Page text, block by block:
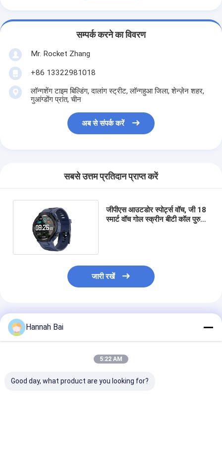
सम्पर्क करने का विवरण
Mr. Rocket Zhang
+86 13322981018
लॉन्गशेंग टाइम बिल्डिंग, दालांग स्ट्रीट, लॉन्गहुआ जिला, शेन्ज़ेन शहर,
गुआंग्डोंग प्रांत, चीन
अब से संपर्क करें
सबसे उत्तम प्रतिदान प्राप्त करें
जीपीएस आउटडोर स्पोर्ट्स वॉच, जी 18
स्मार्ट वॉच गोल स्क्रीन बीटी कॉल पुरुष
जारी रखें
अनुशंसित उत्पाद
Hannah Bai
5:22 AM
Good day, what product are you looking for?